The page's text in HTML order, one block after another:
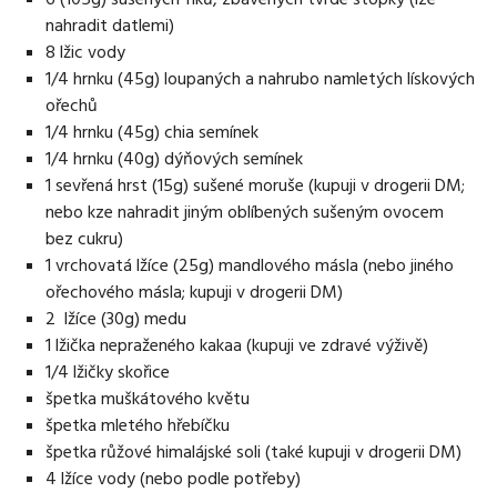
nahradit datlemi)
8 lžic vody
1/4 hrnku (45g) loupaných a nahrubo namletých lískových
ořechů
1/4 hrnku (45g) chia semínek
1/4 hrnku (40g) dýňových semínek
1 sevřená hrst (15g) sušené moruše (kupuji v drogerii DM;
nebo kze nahradit jiným oblíbených sušeným ovocem
bez cukru)
1 vrchovatá lžíce (25g) mandlového másla (nebo jiného
ořechového másla; kupuji v drogerii DM)
2 lžíce (30g) medu
1 lžička nepraženého kakaa (kupuji ve zdravé výživě)
1/4 lžičky skořice
špetka muškátového květu
špetka mletého hřebíčku
špetka růžové himalájské soli (také kupuji v drogerii DM)
4 lžíce vody (nebo podle potřeby)